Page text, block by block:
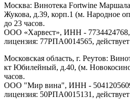
Москва: Винотека Fortwine
Жукова, д.39, корп.1 (м. Народное
до 23 часов.
ООО «Харвест», ИНН -
лицензия: 77РПА0014565,
Московская область, г. Реутов:
кт Юбилейный, д.40, (м.
часов.
ООО "Мир вина", ИНН -
лицензия: 50РПА0015131,